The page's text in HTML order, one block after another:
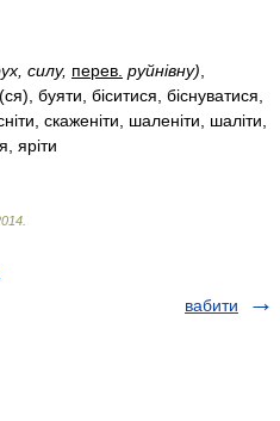
силу, перев. руйнівну)
буяти, біситися, біснуватися,
скаженіти, шаленіти, шаліти,
яріти
вабити